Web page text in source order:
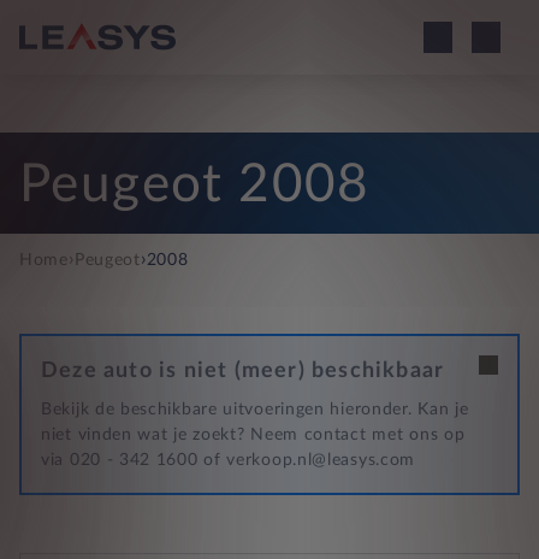
Peugeot 2008
Home› Peugeot›2008
Deze auto is niet (meer) beschikbaar
Bekijk de beschikbare uitvoeringen hieronder. Kan je
niet vinden wat je zoekt? Neem contact met ons op
via 020 - 342 1600 of verkoop.nl@leasys.com